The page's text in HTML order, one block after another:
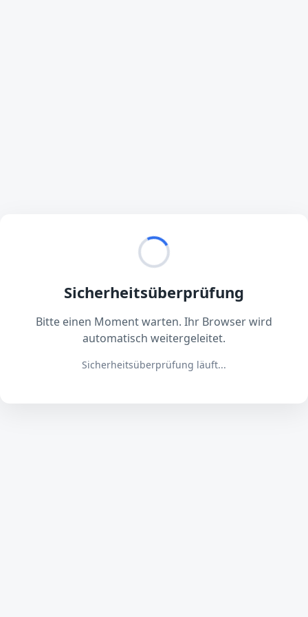
Sicherheitsüberprüfung
Bitte einen Moment warten. Ihr Browser wird
automatisch weitergeleitet.
Sicherheitsüberprüfung läuft...